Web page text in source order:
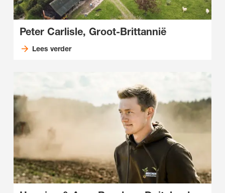
Peter Carlisle, Groot-Brittannië
Lees verder